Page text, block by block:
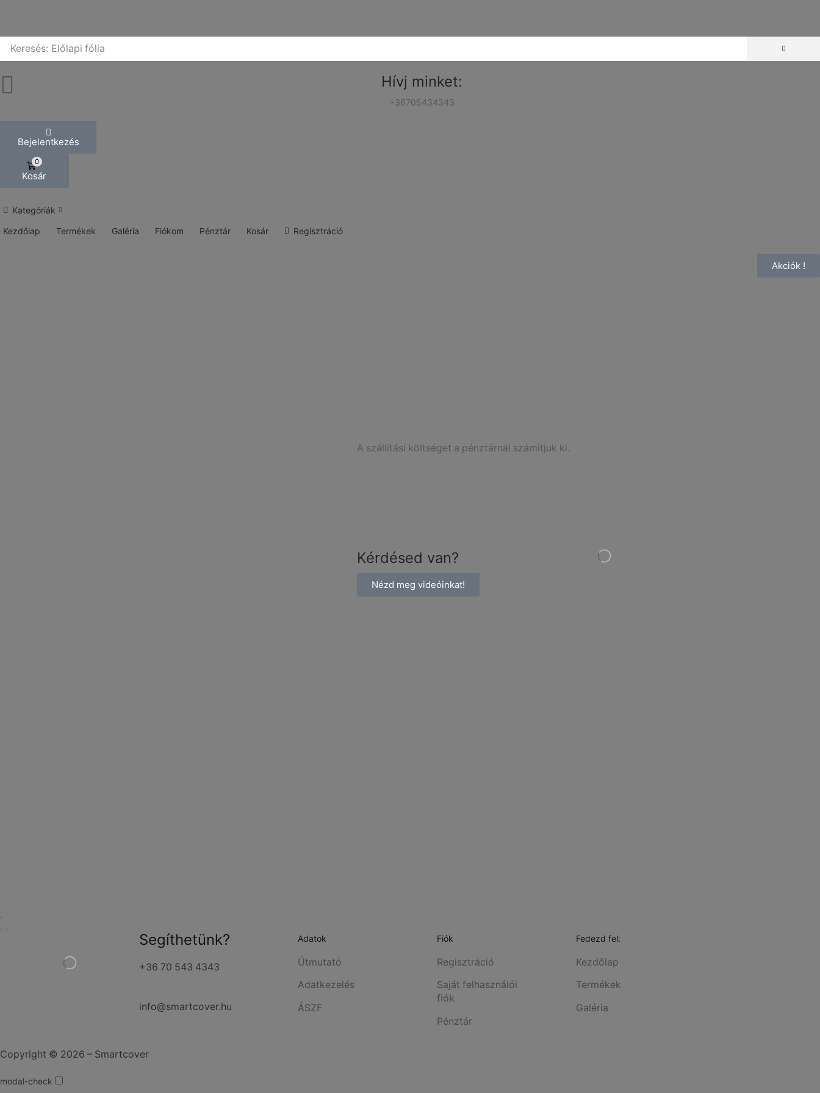
Keresés: Előlapi fólia
Hívj minket:
+36705434343
Bejelentkezés
0
Kosár
Kategóriák
Kezdőlap
Termékek Galéria Fiókom Pénztár Kosár Regisztráció
Akciók !
A szállítási költséget a pénztárnál számítjuk ki.
Kérdésed van?
Nézd meg videóinkat!
Segíthetünk?
+36 70 543 4343
info@smartcover.hu
Adatok
Útmutató
Adatkezelés
ÁSZF
Fiók
Regisztráció
Saját felhasználói
fiók
Pénztár
Fedezd fel:
Kezdőlap
Termékek
Galéria
Copyright © 2026 – Smartcover
modal-check